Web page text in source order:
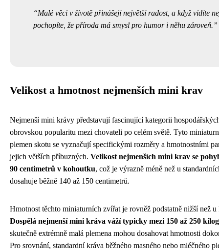
Malé věci v životě přinášejí největší radost, a když vidíte
pochopíte, že příroda má smysl pro humor i něhu zároveň.
Velikost a hmotnost nejmenších mini krav
Nejmenší mini krávy představují fascinující kategorii
obrovskou popularitu mezi chovateli po celém světě. Tyto
plemen skotu se vyznačují specifickými rozměry a hmotnostními
jejich větších příbuzných. Velikost nejmenších mini krav se
90 centimetrů v kohoutku, což je výrazně méně než u
dosahuje běžně 140 až 150 centimetrů.
Hmotnost těchto miniaturních zvířat je rovněž podstatně nižší než
Dospělá nejmenší mini kráva váží typicky mezi 150 až 250
skutečně extrémně malá plemena mohou dosahovat hmotnosti
Pro srovnání, standardní kráva běžného masného nebo mléčného